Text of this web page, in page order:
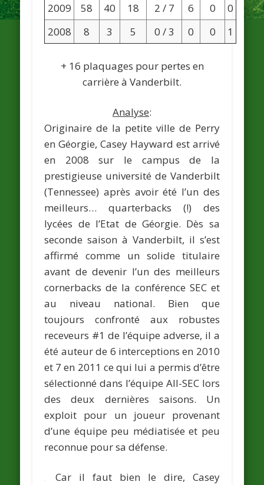
2009
58 40 18 2 / 7 6 0
0
2008
8 3 5 0 / 3 0 0 1
+ 16 plaquages pour pertes en
carrière à Vanderbilt.
Analyse:
Originaire de la petite ville de Perry
en Géorgie, Casey Hayward est arrivé
en 2008 sur le campus de la
prestigieuse université de Vanderbilt
(Tennessee) après avoir été l’un des
meilleurs… quarterbacks (!) des
lycées de l’Etat de Géorgie. Dès sa
seconde saison à Vanderbilt, il s’est
affirmé comme un solide titulaire
avant de devenir l’un des meilleurs
cornerbacks de la conférence SEC et
au niveau national. Bien que
toujours confronté aux robustes
receveurs #1 de l’équipe adverse, il a
été auteur de 6 interceptions en 2010
et 7 en 2011 ce qui lui a permis d’être
sélectionné dans l’équipe All-SEC lors
des deux dernières saisons. Un
exploit pour un joueur provenant
d’une équipe peu médiatisée et peu
reconnue pour sa défense.
Car il faut bien le dire, Casey